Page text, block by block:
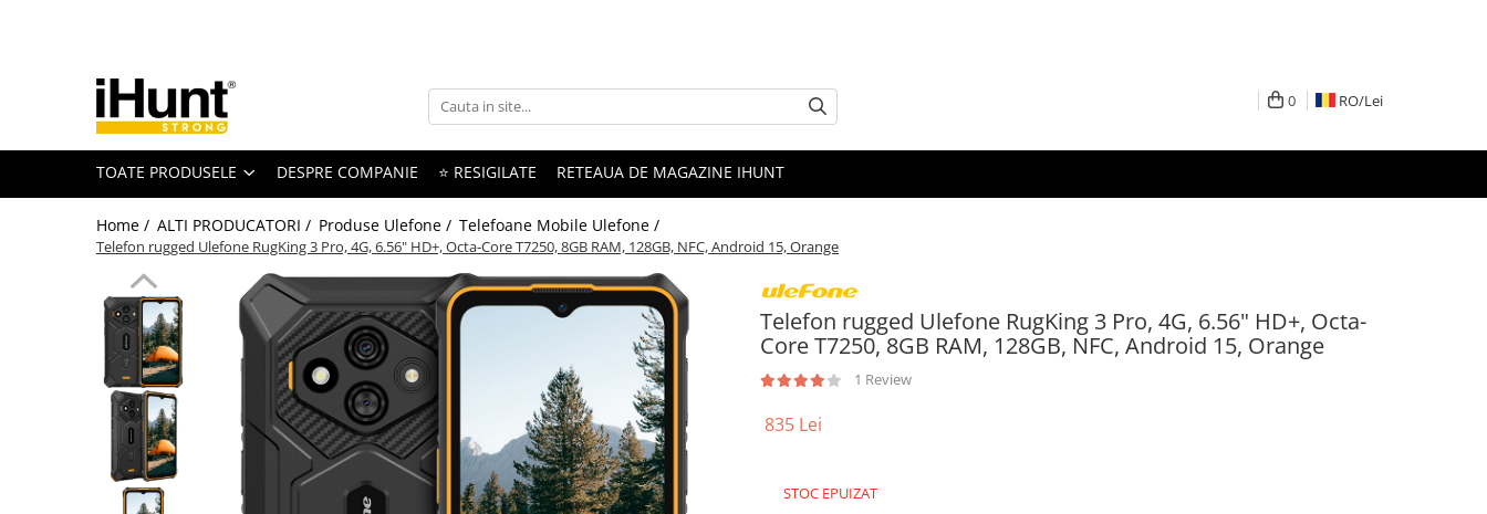
TELEFOANE & TABLETE IHUNT
Telefoane iHunt
Smartphone
Telefoane Butoane
Accesorii telefoane
Huse protectie
Accesorii smartwatch
ELECTROCASNICE
Aparate de Gătit
0 RO/Lei
TOATE PRODUSELE DESPRE COMPANIE ⭐ RESIGILATE RETEAUA DE MAGAZINE IHUNT
Home / ALTI PRODUCATORI / Produse Ulefone / Telefoane Mobile Ulefone /
Telefon rugged Ulefone RugKing 3 Pro, 4G, 6.56" HD+, Octa-Core T7250, 8GB RAM, 128GB, NFC, Android 15, Orange
Telefon rugged Ulefone RugKing 3 Pro, 4G, 6.56" HD+, Octa-
Core T7250, 8GB RAM, 128GB, NFC, Android 15, Orange
1 Review
835 Lei
STOC EPUIZAT